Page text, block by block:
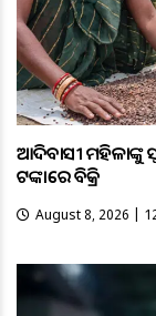
ଆଦିବାସୀ ମହିଳାଙ୍କୁ
ଟଙ୍କାରେ ବିକ୍ରି
August 8, 2026 |